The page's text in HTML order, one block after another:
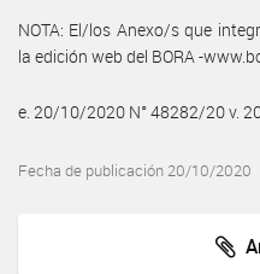
NOTA: El/los Anexo/s que
la edición web del BORA -
e. 20/10/2020 N° 48282/20 v.
Fecha de publicación 20/10/2020